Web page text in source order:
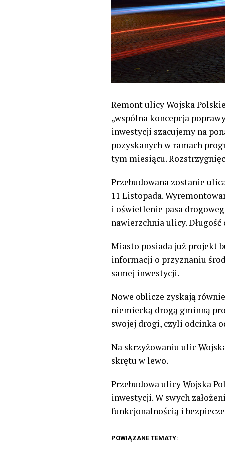
Remont ulicy Wojska
„wspólna koncepcja
inwestycji szacujemy na
pozyskanych w ramach
tym miesiącu.
Przebudowana zostanie
11 Listopada.
i oświetlenie pasa
nawierzchnia ulicy.
Miasto posiada już projekt
informacji o przyznaniu
samej inwestycji.
Nowe oblicze zyskają
niemiecką drogą gminną
swojej drogi, czyli odcinka
Na skrzyżowaniu ulic
skrętu w lewo.
Przebudowa ulicy Wojska
inwestycji. W swych
funkcjonalnością i
POWIĄZANE TEMATY: